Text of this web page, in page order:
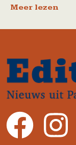
Meer lezen